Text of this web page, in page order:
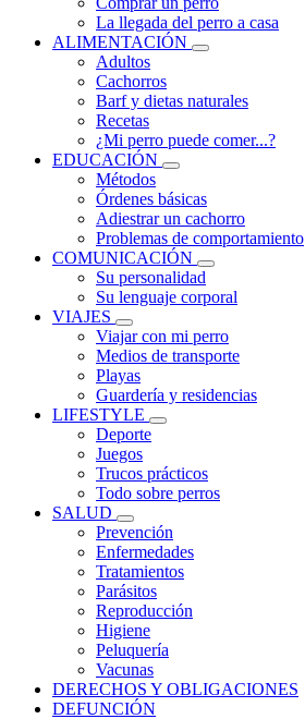
La llegada del perro a casa
ALIMENTACIÓN
Adultos
Cachorros
Barf y dietas naturales
Recetas
¿Mi perro puede comer...?
EDUCACIÓN
Métodos
Órdenes básicas
Adiestrar un cachorro
Problemas de comportamiento
COMUNICACIÓN
Su personalidad
Su lenguaje corporal
VIAJES
Viajar con mi perro
Medios de transporte
Playas
Guardería y residencias
LIFESTYLE
Deporte
Juegos
Trucos prácticos
Todo sobre perros
SALUD
Prevención
Enfermedades
Tratamientos
Parásitos
Reproducción
Higiene
Peluquería
Vacunas
DERECHOS Y OBLIGACIONES
DEFUNCIÓN